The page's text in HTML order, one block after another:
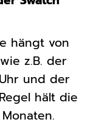
hängt von
z.B. der
und der
hält die